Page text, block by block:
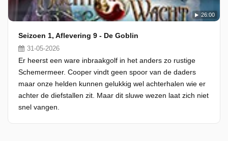
26:00
Seizoen 1, Aflevering 9 - De Goblin
31-05-2026
Er heerst een ware inbraakgolf in het anders zo rustige
Schemermeer. Cooper vindt geen spoor van de daders
maar onze helden kunnen gelukkig wel achterhalen wie er
achter de diefstallen zit. Maar dit sluwe wezen laat zich niet
snel vangen.